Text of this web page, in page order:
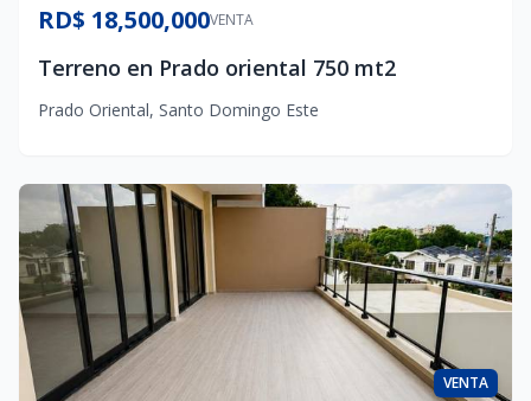
VENTA
RD$ 18,500,000
Terreno en Prado oriental 750 mt2
Prado Oriental, Santo Domingo Este
VENTA